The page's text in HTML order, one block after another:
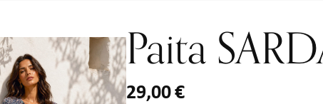
Paita
29,00€